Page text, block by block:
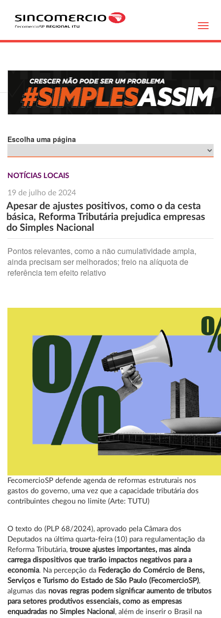
Escolha uma página
NOTÍCIAS LOCAIS
19 de julho de 2024
Apesar de ajustes positivos, como o da cesta
básica, Reforma Tributária prejudica empresas
do Simples Nacional
Pontos relevantes, como a não cumulatividade ampla,
ainda precisam ser melhorados; freio na alíquota de
referência tem efeito relativo
FecomercioSP defende agenda de reformas estruturais nos
gastos do governo, uma vez que a capacidade tributária dos
contribuintes chegou no limite (Arte: TUTU)
O texto do (PLP 68/2024), aprovado pela Câmara dos
Deputados na última quarta-feira (10) para regulamentação da
Reforma Tributária, trouxe ajustes importantes, mas ainda
carrega dispositivos que trarão impactos negativos para a
economia. Na percepção da Federação do Comércio de Bens,
Serviços e Turismo do Estado de São Paulo (FecomercioSP),
algumas das novas regras podem significar aumento de tributos
para setores produtivos essenciais, como as empresas
enquadradas no Simples Nacional , além de inserir o Brasil na